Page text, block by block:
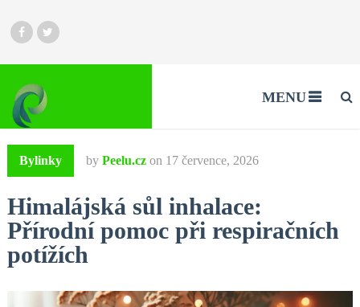
MENU
Bylinky by Peelu.cz on 17 července, 2026
Himalájská sůl inhalace:
Přírodní pomoc při respiračních
potížích